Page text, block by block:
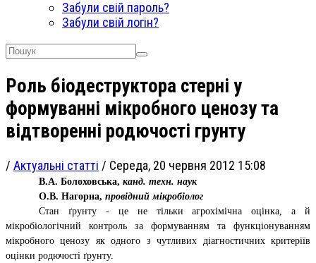
Забули свій пароль?
Забули свій логін?
Роль біодеструктора стерні у
формуванні мікробного ценозу та
відтворенні родючості грунту
/ Актуальні статті / Середа, 20 червня 2012 15:08
В.А. Болоховська,канд. техн. наук
О.В. Нагорна,провідний мікробіолог
Стан ґрунту - це не тільки агрохімічна оцінка, а й
мікробіологічний контроль за формуванням та функціонуванням
мікробного ценозу як одного з чутливих діагностичних критеріїв
оцінки родючості ґрунту.